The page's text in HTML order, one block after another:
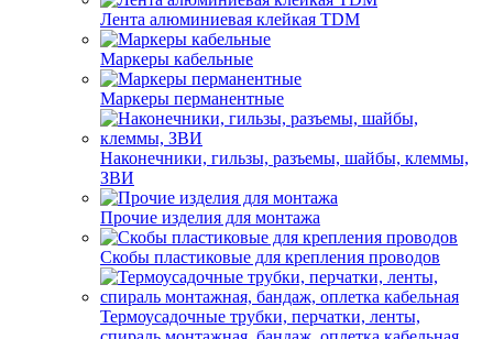
Лента алюминиевая клейкая TDM
Маркеры кабельные
Маркеры перманентные
Наконечники, гильзы, разъемы, шайбы, клеммы,
ЗВИ
Прочие изделия для монтажа
Скобы пластиковые для крепления проводов
Термоусадочные трубки, перчатки, ленты,